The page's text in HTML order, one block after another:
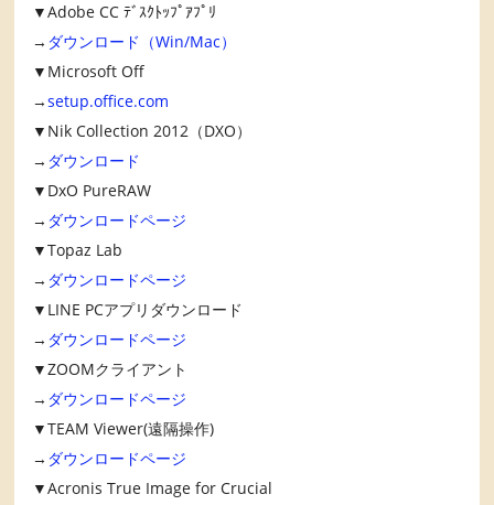
▼Adobe CC ﾃﾞｽｸﾄｯﾌﾟｱﾌﾟﾘ
→ ダウンロード（Win/Mac）
▼Microsoft Off
→setup.office.com
▼Nik Collection 2012（DXO）
→ ダウンロード
▼DxO PureRAW
→ ダウンロードページ
▼Topaz Lab
→ ダウンロードページ
▼LINE PCアプリダウンロード
→ ダウンロードページ
▼ZOOMクライアント
→ ダウンロードページ
▼TEAM Viewer(遠隔操作)
→ ダウンロードページ
▼Acronis True Image for Crucial